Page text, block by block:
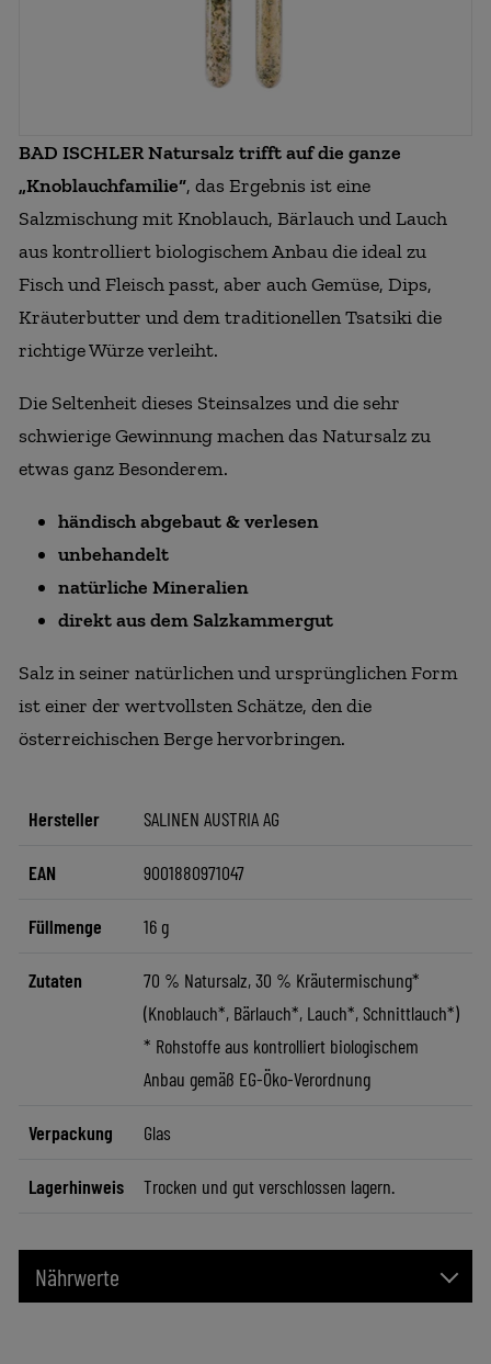
BAD ISCHLER Natursalz trifft auf die ganze
„Knoblauchfamilie“, das Ergebnis ist eine
Salzmischung mit Knoblauch, Bärlauch und Lauch
aus kontrolliert biologischem Anbau die ideal zu
Fisch und Fleisch passt, aber auch Gemüse, Dips,
Kräuterbutter und dem traditionellen Tsatsiki die
richtige Würze verleiht.
Die Seltenheit dieses Steinsalzes und die sehr
schwierige Gewinnung machen das Natursalz zu
etwas ganz Besonderem.
händisch abgebaut & verlesen
unbehandelt
natürliche Mineralien
direkt aus dem Salzkammergut
Salz in seiner natürlichen und ursprünglichen Form
ist einer der wertvollsten Schätze, den die
österreichischen Berge hervorbringen.
Hersteller SALINEN AUSTRIA AG
EAN 9001880971047
Füllmenge 16 g
Zutaten
70 % Natursalz, 30 % Kräutermischung*
(Knoblauch*, Bärlauch*, Lauch*, Schnittlauch*)
* Rohstoffe aus kontrolliert biologischem
Anbau gemäß EG-Öko-Verordnung
Verpackung Glas
Lagerhinweis Trocken und gut verschlossen lagern.
Nährwerte